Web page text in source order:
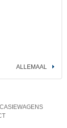
ALLEMAAL